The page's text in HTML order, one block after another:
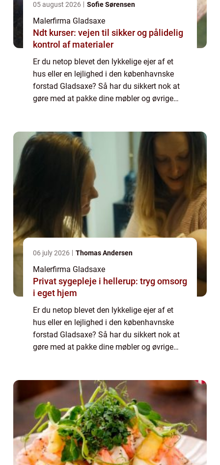
05 august 2026 Sofie Sørensen
Malerfirma Gladsaxe
Ndt kurser: vejen til sikker og pålidelig
kontrol af materialer
Er du netop blevet den lykkelige ejer af et
hus eller en lejlighed i den københavnske
forstad Gladsaxe? Så har du sikkert nok at
gøre med at pakke dine møbler og øvrige
06 july 2026 Thomas Andersen
Malerfirma Gladsaxe
Privat sygepleje i hellerup: tryg omsorg
i eget hjem
Er du netop blevet den lykkelige ejer af et
hus eller en lejlighed i den københavnske
forstad Gladsaxe? Så har du sikkert nok at
gøre med at pakke dine møbler og øvrige